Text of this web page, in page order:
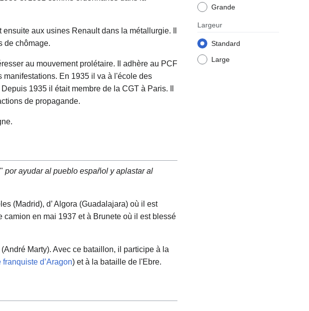
Grande
Largeur
Standard
Large
aux usines Renault dans la métallurgie. Il
de chômage.
au mouvement prolétaire. Il adhère au PCF
manifestations. En 1935 il va à l'école des
1935 il était membre de la CGT à Paris. Il
de propagande.
por ayudar al pueblo español y aplastar al
(Madrid), d’ Algora (Guadalajara) où il est
camion en mai 1937 et à Brunete où il est blessé
Marty). Avec ce bataillon, il participe à la
franquiste d’Aragon) et à la bataille de l'Ebre.